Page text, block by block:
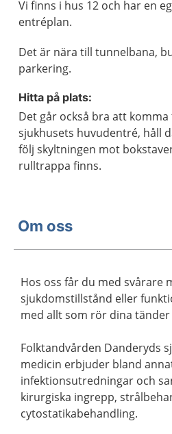
Vi finns i hus 12 och har en
entréplan.
Det är nära till tunnelbana,
parkering.
Hitta på plats:
Det går också bra att
sjukhusets huvudentré, håll
följ skyltningen mot
rulltrappa finns.
Om oss
Hos oss får du med svårare
sjukdomstillstånd eller
med allt som rör dina
Folktandvården Danderyds
medicin erbjuder bland
infektionsutredningar och
kirurgiska ingrepp,
cytostatikabehandling.